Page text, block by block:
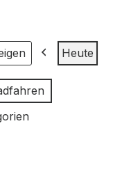
Zurück
Heute